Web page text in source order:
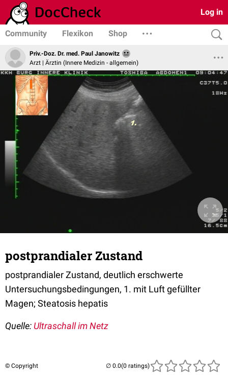
Log in
Community Flexikon Shop
Priv.-Doz. Dr. med. Paul Janowitz
Arzt | Ärztin (Innere Medizin - allgemein)
postprandialer Zustand
postprandialer Zustand, deutlich erschwerte
Untersuchungsbedingungen, 1. mit Luft gefüllter
Magen; Steatosis hepatis
Quelle: Ultraschall im Netz
© Copyright (0 ratings)